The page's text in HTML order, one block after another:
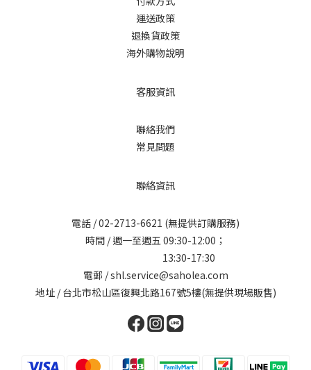
運送政策
退換貨政策
海外購物說明
客服資訊
聯絡我們
常見問題
聯絡資訊
電話 /02-2713-6621 (無提供訂購服務)
時間 / 週一至週五 09:30-12:00；
13:30-17:30
電郵 / shl.service@saholea.com
地址 / 台北市松山區復興北路167號5樓(無提供現場販售)